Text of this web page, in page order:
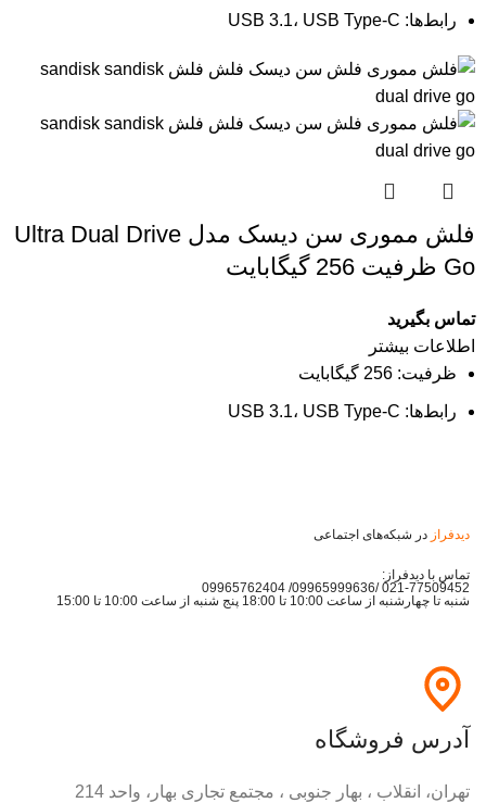
رابط‌ها: USB 3.1، USB Type-C
فلش مموری سن دیسک مدل Ultra Dual Drive
Go ظرفیت 256 گیگابایت
تماس بگیرید
اطلاعات بیشتر
ظرفیت:256 گیگابایت
رابط‌ها: USB 3.1، USB Type-C
دیدفراز در شبکه‌های اجتماعی
تماس با دیدفراز:
021-77509452 /09965999636/ 09965762404
شنبه تا چهارشنبه از ساعت 10:00 تا 18:00 پنج شنبه از ساعت 10:00 تا 15:00
آدرس فروشگاه
تهران، انقلاب ، بهار جنوبی ، مجتمع تجاری بهار، واحد 214